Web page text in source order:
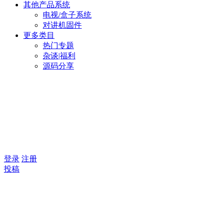
其他产品系统
电视/盒子系统
对讲机固件
更多类目
热门专题
杂谈|福利
源码分享
登录 注册
投稿